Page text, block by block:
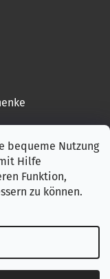
bequeme Nutzung
Hilfe
Funktion,
zu können.